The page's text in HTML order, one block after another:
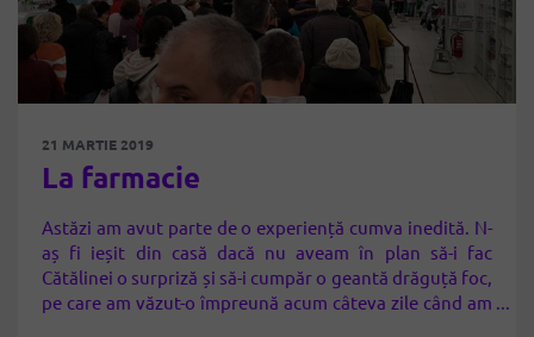
21 MARTIE 2019
La farmacie
Astăzi am avut parte de o experiență cumva inedită. N-
aș fi ieșit din casă dacă nu aveam în plan să-i fac
Cătălinei o surpriză și să-i cumpăr o geantă drăguță foc,
pe care am văzut-o împreună acum câteva zile când am